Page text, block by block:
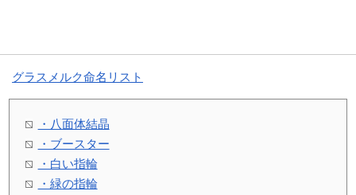
グラスメルク命名リスト
・八面体結晶
・ブースター
・白い指輪
・緑の指輪